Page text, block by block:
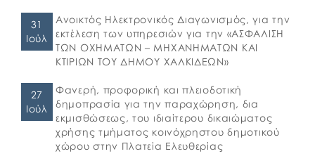
31
Ιούλ
Ανοικτός Ηλεκτρονικός Διαγωνισμός, για την
εκτέλεση των υπηρεσιών για την «ΑΣΦΑΛΙΣΗ
ΤΩΝ ΟΧΗΜΑΤΩΝ – ΜΗΧΑΝΗΜΑΤΩΝ ΚΑΙ
ΚΤΙΡΙΩΝ ΤΟΥ ΔΗΜΟΥ ΧΑΛΚΙΔΕΩΝ»
27
Ιούλ
Φανερή, προφορική και πλειοδοτική
δημοπρασία για την παραχώρηση, δια
εκμισθώσεως, του ιδιαίτερου δικαιώματος
χρήσης τμήματος κοινόχρηστου δημοτικού
χώρου στην Πλατεία Ελευθερίας